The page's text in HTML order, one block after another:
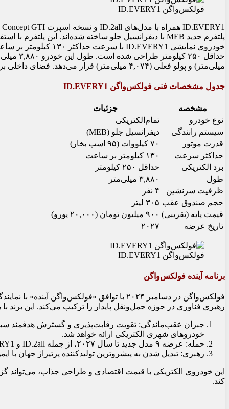
فولکس‌واگن ID.EVERY1
میلی‌متر) و پولو فعلی (۴,۰۷۴ میلی‌متر) قرار می‌دهد. فضای داخلی برای ۴ سرنشین و حجم صندوق عقب ۳۰۵ لیتر است.
جدول مشخصات فنی فولکس‌واگن ID.EVERY1
مشخصه
جزئیات
نوع خودرو
تمام‌الکتریکی
سیستم رانندگی
دیفرانسیل جلو (MEB)
قدرت موتور
۷۰ کیلووات (۹۵ اسب بخار)
حداکثر سرعت
۱۳۰ کیلومتر بر ساعت
برد الکتریکی
حداقل ۲۵۰ کیلومتر
طول
۳,۸۸۰ میلی‌متر
ظرفیت سرنشین
۴ نفر
حجم صندوق عقب ۳۰۵ لیتر
قیمت پایه (تقریبی) ۹۰۰ میلیون تومان (۲۰,۰۰۰ یورو)
تاریخ عرضه
۲۰۲۷
فولکس‌واگن ID.EVERY1
برنامه آینده فولکس‌واگن
رهبری فناوری در حوزه حمل‌ونقل پایدار را ترکیب می‌کند. این برند با برنامه سه‌مرحله‌ای مشخص پیش می‌رود:
خودروهای شهری الکتریکی ارائه خواهد شد.
حمله: عرضه ۹ مدل جدید تا سال ۲۰۲۷، از جمله ID.2all و ID.EVERY1.
رهبری: تبدیل شدن به پیشروترین تولیدکننده پرتیراژ جهان با
کند.